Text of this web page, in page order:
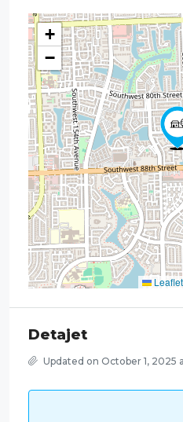
+
−
Leaflet
Detajet
Updated on October 1, 2025